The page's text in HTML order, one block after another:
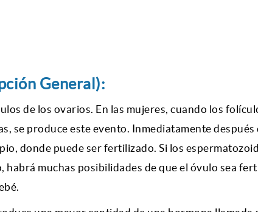
General):
de los ovarios. En las mujeres, cuando los
se produce este evento. Inmediatamente después
donde puede ser fertilizado. Si los
muchas posibilidades de que el óvulo sea